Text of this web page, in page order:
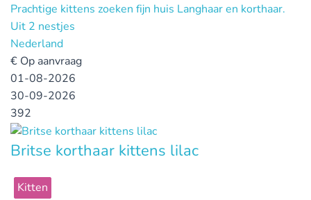
Prachtige kittens zoeken fijn huis Langhaar en korthaar.
Uit 2 nestjes
Nederland
€ Op aanvraag
01-08-2026
30-09-2026
392
Britse korthaar kittens lilac
Kitten